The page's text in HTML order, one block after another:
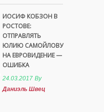
ИОСИФ КОБЗОН В
РОСТОВЕ:
ОТПРАВЛЯТЬ
ЮЛИЮ САМОЙЛОВУ
НА ЕВРОВИДЕНИЕ —
ОШИБКА
24.03.2017 By
Даниэль Швец